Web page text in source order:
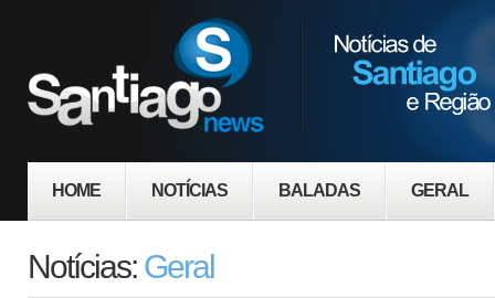
HOME NOTÍCIAS BALADAS GERAL
Notícias: Geral